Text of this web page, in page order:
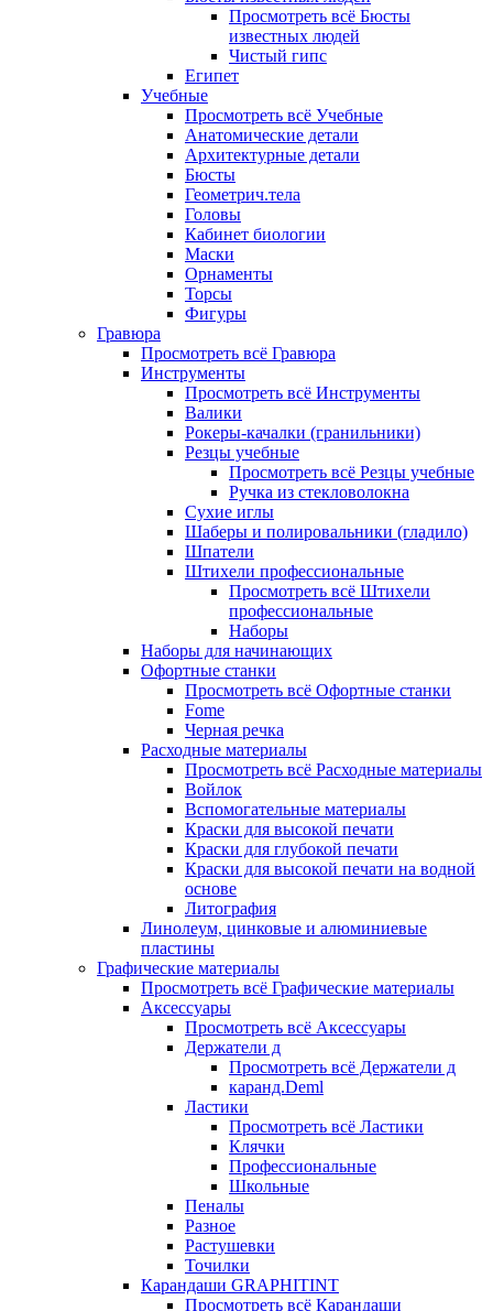
Просмотреть всё Бюсты
известных людей
Чистый гипс
Египет
Учебные
Просмотреть всё Учебные
Анатомические детали
Архитектурные детали
Бюсты
Геометрич.тела
Головы
Кабинет биологии
Маски
Орнаменты
Торсы
Фигуры
Гравюра
Просмотреть всё Гравюра
Инструменты
Просмотреть всё Инструменты
Валики
Рокеры-качалки (гранильники)
Резцы учебные
Просмотреть всё Резцы учебные
Ручка из стекловолокна
Сухие иглы
Шаберы и полировальники (гладило)
Шпатели
Штихели профессиональные
Просмотреть всё Штихели
профессиональные
Наборы
Наборы для начинающих
Офортные станки
Просмотреть всё Офортные станки
Fome
Черная речка
Расходные материалы
Просмотреть всё Расходные материалы
Войлок
Вспомогательные материалы
Краски для высокой печати
Краски для глубокой печати
Краски для высокой печати на водной
основе
Литография
Линолеум, цинковые и алюминиевые
пластины
Графические материалы
Просмотреть всё Графические материалы
Аксессуары
Просмотреть всё Аксессуары
Держатели д
Просмотреть всё Держатели д
каранд.Deml
Ластики
Просмотреть всё Ластики
Клячки
Профессиональные
Школьные
Пеналы
Разное
Растушевки
Точилки
Карандаши GRAPHITINT
Просмотреть всё Карандаши